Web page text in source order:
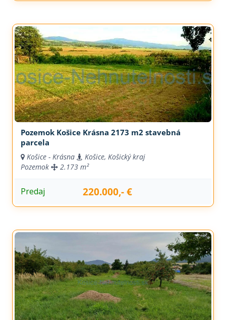
Pozemok Košice Krásna 2173 m2 stavebná
parcela
Košice - Krásna
Košice, Košický kraj
Pozemok
2.173 m²
Predaj 220.000,- €